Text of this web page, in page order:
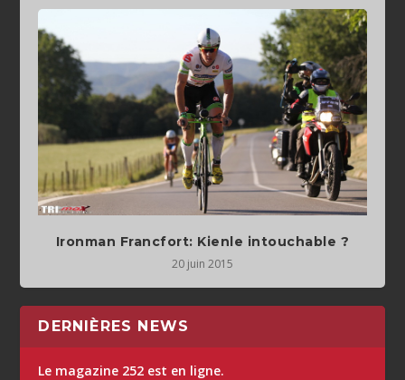
Ironman Francfort: Kienle intouchable ?
20 juin 2015
DERNIÈRES NEWS
Le magazine 252 est en ligne.